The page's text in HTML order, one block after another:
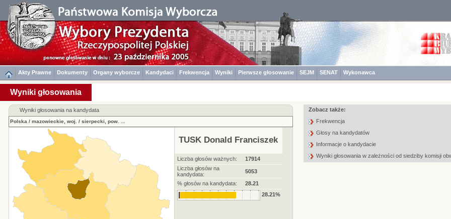
Akty Prawne Dokumenty Organy wyborcze Kandydaci Frekwencja Wyniki Pierwsze głosowanie SEJM SENAT Wykonawca
Wyniki głosowania
Wyniki głosowania na kandydata
Polska / mazowieckie, woj. / sierpecki, pow.
TUSK Donald Franciszek
Liczba głosów ważnych:
17914
Liczba głosów na
kandydata:
5053
% głosów na kandydata:
28.21
28.21%
Zobacz także:
Frekwencja
Głosy na kandydatów
Informacje o kandydacie
Wyniki głosowania w zależności od siedziby komisji